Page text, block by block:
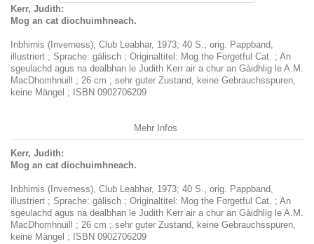
Kerr, Judith:
Mog an cat diochuimhneach.
Inbhirnis (Inverness), Club Leabhar, 1973; 40 S., orig. Pappband,
illustriert ; Sprache: gälisch ; Originaltitel: Mog the Forgetful Cat. ; An
sgeulachd agus na dealbhan le Judith Kerr air a chur an Gàidhlig le A.M.
MacDhomhnuill ; 26 cm ; sehr guter Zustand, keine Gebrauchsspuren,
keine Mängel ; ISBN 0902706209
Mehr Infos
Kerr, Judith:
Mog an cat diochuimhneach.
Inbhirnis (Inverness), Club Leabhar, 1973; 40 S., orig. Pappband,
illustriert ; Sprache: gälisch ; Originaltitel: Mog the Forgetful Cat. ; An
sgeulachd agus na dealbhan le Judith Kerr air a chur an Gàidhlig le A.M.
MacDhomhnuill ; 26 cm ; sehr guter Zustand, keine Gebrauchsspuren,
keine Mängel ; ISBN 0902706209